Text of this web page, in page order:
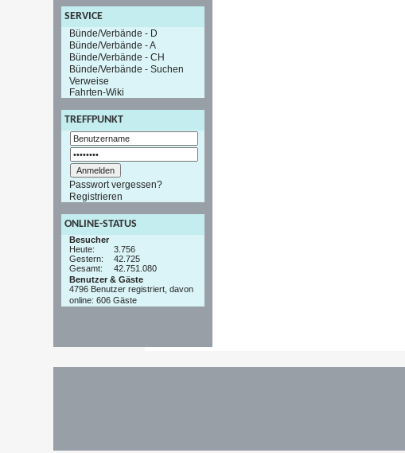
SERVICE
Bünde/Verbände - D
Bünde/Verbände - A
Bünde/Verbände - CH
Bünde/Verbände - Suchen
Verweise
Fahrten-Wiki
TREFFPUNKT
Passwort vergessen?
Registrieren
ONLINE-STATUS
Besucher
Heute:
3.756
Gestern:
42.725
Gesamt:
42.751.080
Benutzer & Gäste
4796 Benutzer registriert, davon
online: 606 Gäste